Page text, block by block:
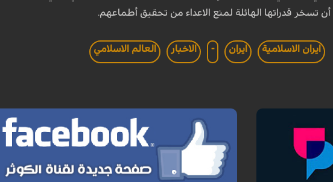
أن تسخر قدراتها الهائلة لمنع الاعداء من تحقيق أطماعهم.
ايران الاسلامية ايران - الاخبار العالم الاسلامي